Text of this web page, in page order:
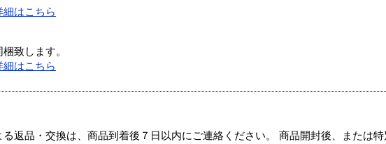
はこちら
致します。
はこちら
る返品・交換は、商品到着後７日以内にご連絡ください。 商品開封後、または